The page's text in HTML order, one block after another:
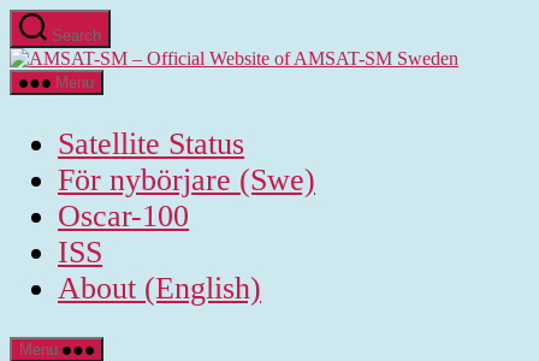
Skip
to
the
content
Search
Menu
Satellite Status
För nybörjare (Swe)
Oscar-100
ISS
About (English)
Menu